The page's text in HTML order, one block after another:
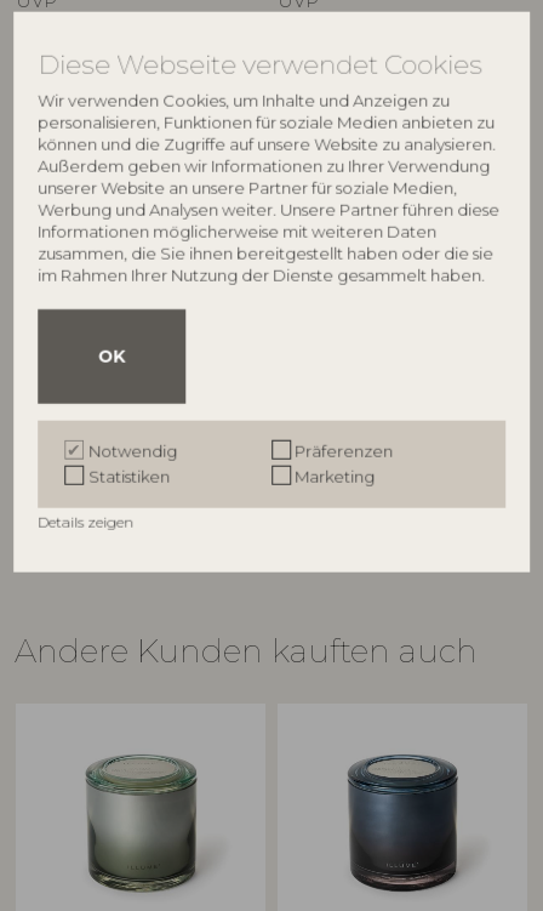
Diese Webseite verwendet Cookies
Wir verwenden Cookies, um Inhalte und Anzeigen zu
personalisieren, Funktionen für soziale Medien anbieten zu
können und die Zugriffe auf unsere Website zu analysieren.
Außerdem geben wir Informationen zu Ihrer Verwendung
unserer Website an unsere Partner für soziale Medien,
Werbung und Analysen weiter. Unsere Partner führen diese
Informationen möglicherweise mit weiteren Daten
zusammen, die Sie ihnen bereitgestellt haben oder die sie
im Rahmen Ihrer Nutzung der Dienste gesammelt haben.
OK
Notwendig
Präferenzen
Statistiken
Marketing
Details zeigen
Candle, Grün,
4537500300
285 G. - 50 Hours - D9xH10,7 cm
44,90
4626107200
590 G. - 60 Hours - D11,5xH12 cm
UVP
€ 64,90
Andere Kunden kauften auch